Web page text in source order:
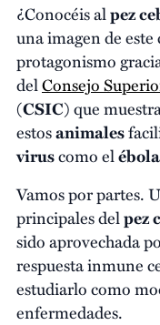
¿Conocéis alpez
una imagen de
protagonismo
delConsejo
(CSIC) que
estosanimales
viruscomo elébola
Vamos por partes.
principales delpez
sido aprovechada
respuesta inmune
estudiarlo como
enfermedades.